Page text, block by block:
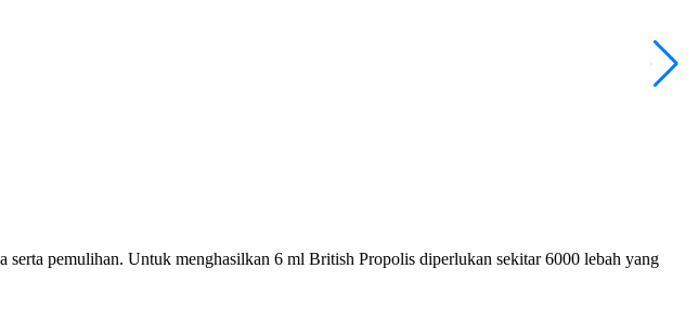
pemulihan. Untuk menghasilkan 6 ml British Propolis diperlukan sekitar 6000 lebah yang